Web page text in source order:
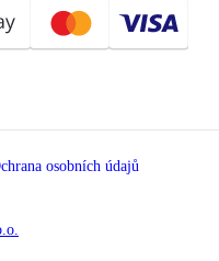
osobních údajů